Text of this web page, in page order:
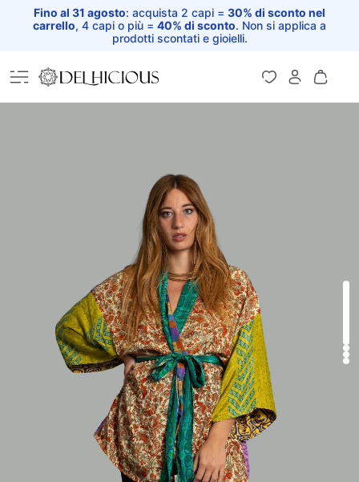
Fino al 31 agosto: acquista 2 capi = 30% di sconto nel
carrello, 4 capi o più = 40% di sconto. Non si applica a
prodotti scontati e gioielli.
Home